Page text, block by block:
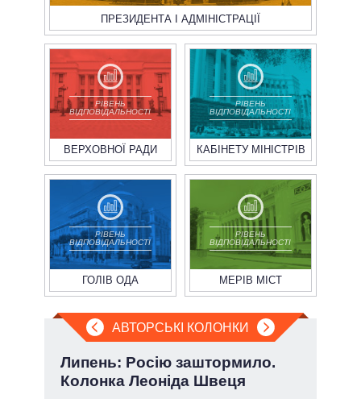
ПРЕЗИДЕНТА І АДМІНІСТРАЦІЇ
РІВЕНЬ
ВІДПОВІДАЛЬНОСТІ
ВЕРХОВНОЇ РАДИ
РІВЕНЬ
ВІДПОВІДАЛЬНОСТІ
КАБІНЕТУ МІНІСТРІВ
РІВЕНЬ
ВІДПОВІДАЛЬНОСТІ
ГОЛІВ ОДА
РІВЕНЬ
ВІДПОВІДАЛЬНОСТІ
МЕРІВ МІСТ
АВТОРСЬКІ КОЛОНКИ
Липень: Росію заштормило.
Колонка Леоніда Швеця